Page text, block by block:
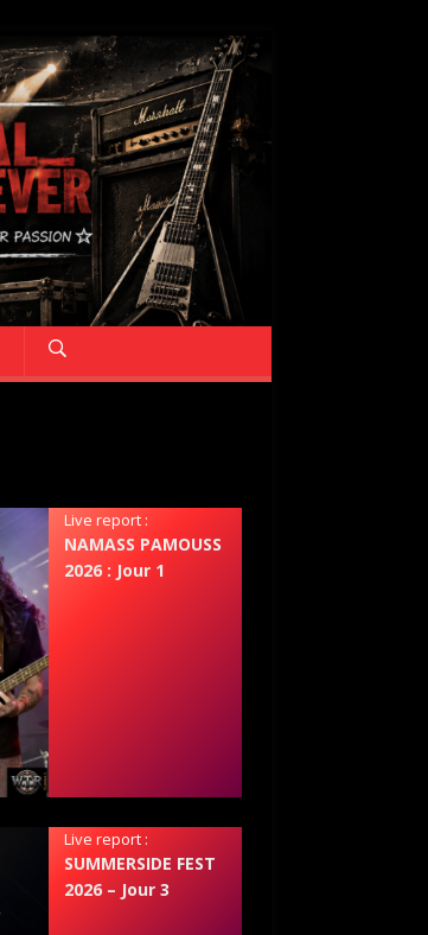
Live report :
NAMASS PAMOUSS
2026 : Jour 1
Live report :
SUMMERSIDE FEST
2026 – Jour 3